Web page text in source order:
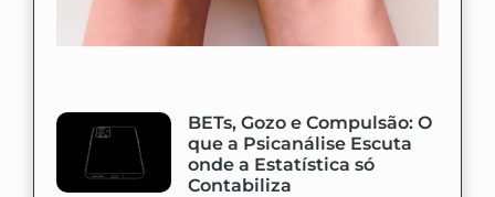
BETs, Gozo e Compulsão: O
que a Psicanálise Escuta
onde a Estatística só
Contabiliza